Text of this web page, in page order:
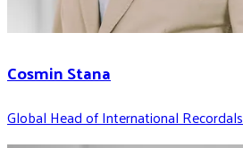
Cosmin Stana
Global Head of International Recordals